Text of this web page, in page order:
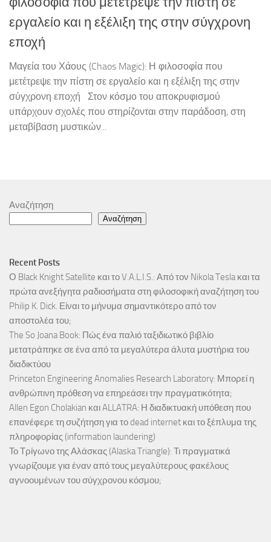
εργαλείο και η εξέλιξη της στην σύγχρονη
εποχή
Μαγεία του Χάους (Chaos Magic): Η φιλοσοφία που
μετέτρεψε την πίστη σε εργαλείο και η εξέλιξη της στην
σύγχρονη εποχή Στον κόσμο του αποκρυφισμού
υπάρχουν σχολές που στηρίζονται στην παράδοση, στη
μεταβίβαση μυστικών...
Αναζήτηση
Αναζήτηση
Recent Posts
Ο Black Knight Satellite και το V.A.L.I.S.: Από τον Nikola Tesla και τα
πρώτα ανεξήγητα ραδιοσήματα στη φιλοσοφική αναζήτηση του
Philip K. Dick. Είναι το μήνυμα σημαντικότερο από τον
αποστολέα του;
The So Joana Book: Πώς ένα παλιό ταξιδιωτικό βιβλίο
μετατράπηκε σε ένα από τα μεγαλύτερα άλυτα μυστήρια του
διαδικτύου
Princeton Engineering Anomalies Research Laboratory: Μπορεί η
ανθρώπινη πρόθεση να επηρεάσει την πραγματικότητα;
Allen Egon Cholakian και ALLATRA: Η διαδικτυακή υπόθεση που
επανέφερε τη συζήτηση για το dead internet και το ξέπλυμα της
πληροφορίας (information laundering)
Το Τρίγωνο της Αλάσκας (Alaska Triangle): Τι πραγματικά
γνωρίζουμε για έναν από τους μεγαλύτερους φακέλους
αγνοουμένων του σύγχρονου κόσμου;